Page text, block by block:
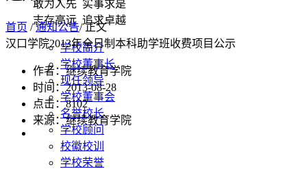
敢为人先 实事求是
志存高远 追求卓越
学校简介
学校董事长
现任领导
学校董事会
名誉校长
学校顾问
校徽校训
学校荣誉
首页 /通知公告/ 正文
汉口学院2013年全日制本科助学班收费项目公示
作者：继续教育学院
时间：2013-08-28
点击：8102
来源：继续教育学院